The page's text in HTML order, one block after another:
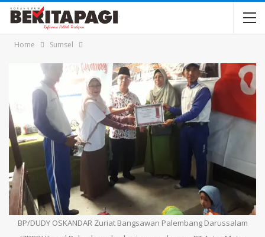
Home Sumsel
BP/DUDY OSKANDAR Zuriat Bangsawan Palembang Darussalam